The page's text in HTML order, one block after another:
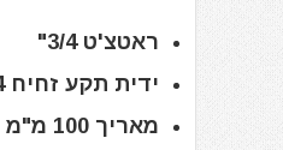
ראטצ'ט 3/4"
ידית תקע זחיח 3/4" 510 מ"מ
מאריך 100 מ"מ